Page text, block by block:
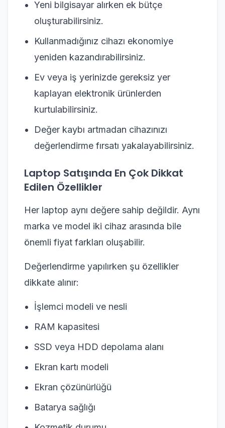
Yeni bilgisayar alırken ek bütçe
oluşturabilirsiniz.
Kullanmadığınız cihazı ekonomiye
yeniden kazandırabilirsiniz.
Ev veya iş yerinizde gereksiz yer
kaplayan elektronik ürünlerden
kurtulabilirsiniz.
Değer kaybı artmadan cihazınızı
değerlendirme fırsatı yakalayabilirsiniz.
Laptop Satışında En Çok Dikkat
Edilen Özellikler
Her laptop aynı değere sahip değildir. Aynı
marka ve model iki cihaz arasında bile
önemli fiyat farkları oluşabilir.
Değerlendirme yapılırken şu özellikler
dikkate alınır:
İşlemci modeli ve nesli
RAM kapasitesi
SSD veya HDD depolama alanı
Ekran kartı modeli
Ekran çözünürlüğü
Batarya sağlığı